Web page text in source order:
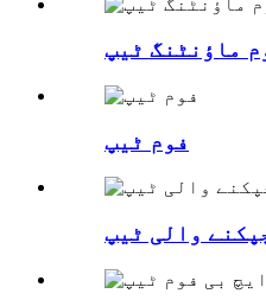
ماؤنٹنگ ٹیپ
فوم ٹیپ
والی ٹیپ